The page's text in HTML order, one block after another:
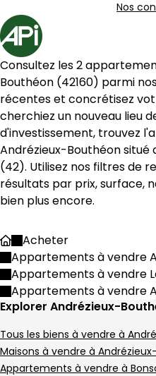
Nos
Accueil
2 Appartements à vendre
81 m²
Aller à l'image1
Aller à l'image2
Aller à l'image3
Aller à l'image4
Aller à l'image5
209 000 €
Saint-Just-Saint-Rambert -
Appartement • 4 pièces • 81
DPE :
C 3 chambres
,
1
,
65 m²
Aller à l'image1
Aller à l'image 2
Aller à l'image 3
Aller à l'image 4
Aller à l'image5
Consultez les 2
Bouthéon (42160) parmi
récentes et concrétisez
cherchiez un nouveau lieu
Andrézieux-Bouthéon situé
(42). Utilisez nos filtres de
résultats par prix, surface,
bien plus encore.
AccueilAcheter
Appartements à vendre
Appartements à vendre
Appartements à vendre
Explorer Andrézieux-
Tous les biens à vendre à
Maisons à vendre à
Appartements à vendre à